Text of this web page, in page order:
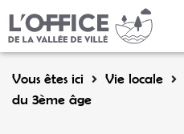
Vous êtes ici Vie locale
du 3ème âge
Panneau de gestion des cookies